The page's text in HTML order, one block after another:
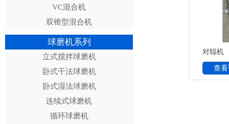
VC混合机
双锥型混合机
球磨机系列
立式搅拌球磨机
卧式干法球磨机
卧式湿法球磨机
连续式球磨机
循环球磨机
对辊机
查